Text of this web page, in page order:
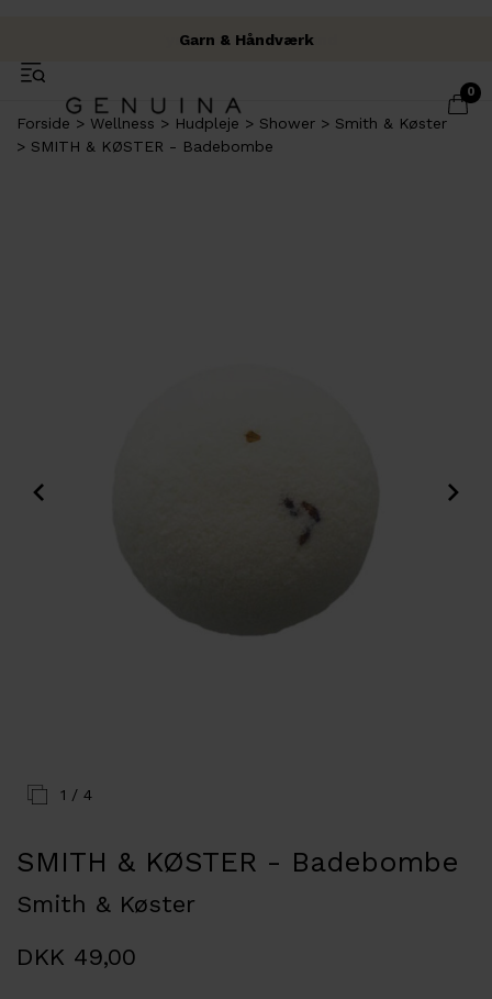
Fri fragt over 500 kr.
Fysisk butik i Brabrand
Garn & Håndværk
0
Forside Wellness Hudpleje Shower
Smith & Køster
SMITH & KØSTER - Badebombe
1 / 4
SMITH & KØSTER - Badebombe
Smith & Køster
DKK 49,00